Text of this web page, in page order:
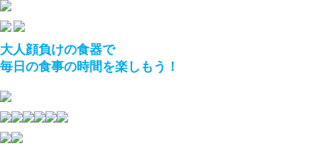
大人顔負けの食器で
毎日の食事の時間を楽しもう！